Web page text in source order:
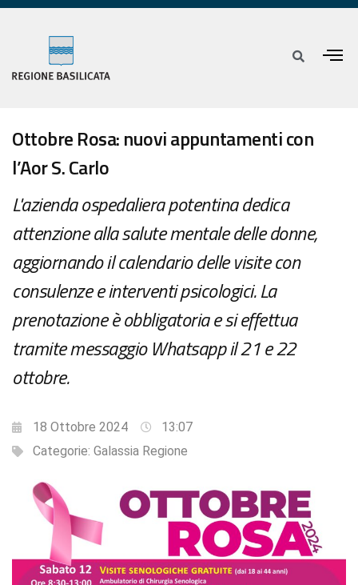
Ottobre Rosa: nuovi appuntamenti con
l’Aor S. Carlo
L'azienda ospedaliera potentina dedica
attenzione alla salute mentale delle donne,
aggiornando il calendario delle visite con
consulenze e interventi psicologici. La
prenotazione è obbligatoria e si effettua
tramite messaggio Whatsapp il 21 e 22
ottobre.
18 Ottobre 2024
13:07
Categorie: Galassia Regione